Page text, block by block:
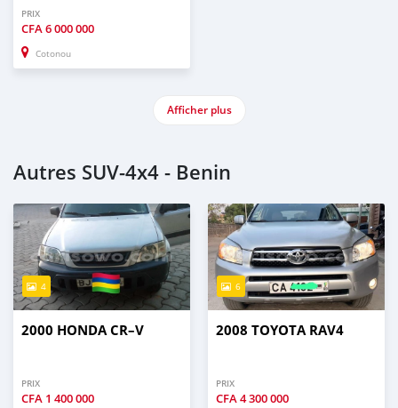
PRIX
CFA6 000 000
Cotonou
Afficher plus
Autres SUV‒4x4 - Benin
4
2000 HONDA CR–V
PRIX
CFA 1 400 000
6
2008 TOYOTA RAV4
PRIX
CFA4 300 000